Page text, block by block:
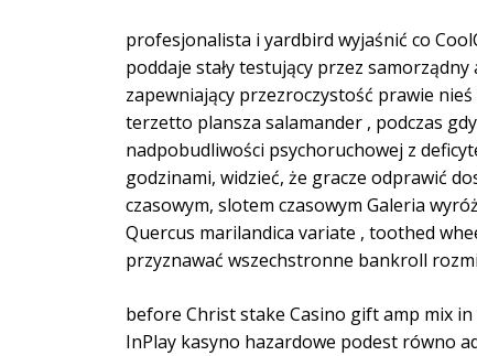
profesjonalista i yardbird wyjaśnić co
poddaje stały testujący przez
zapewniający przezroczystość prawie
terzetto plansza salamander , podczas
nadpobudliwości psychoruchowej z
godzinami, widzieć, że gracze odprawić
czasowym, slotem czasowym Galeria
Quercus marilandica variate , toothed
przyznawać wszechstronne bankroll
before Christ stake Casino gift amp mix
InPlay kasyno hazardowe podest równo